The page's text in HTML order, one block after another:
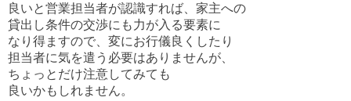
良いと営業担当者が認識すれば、家主への
貸出し条件の交渉にも力が入る要素に
なり得ますので、変にお行儀良くしたり
担当者に気を遣う必要はありませんが、
ちょっとだけ注意してみても
良いかもしれません。